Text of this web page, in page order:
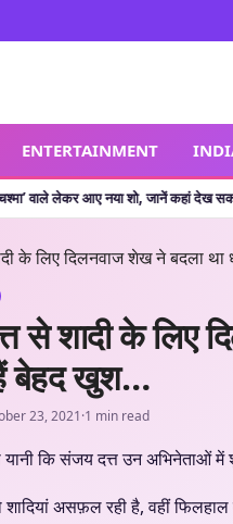
ENTERTAINMENT
आए नया शो, जानें कहां देख सकते हैं•🔥 CJP
से शादी के लिए
बेहद खुश…
23, 2021·1 min read
यानी कि संजय दत्त उन अभिनेताओं में
शादियां असफ़ल रही है, वहीं